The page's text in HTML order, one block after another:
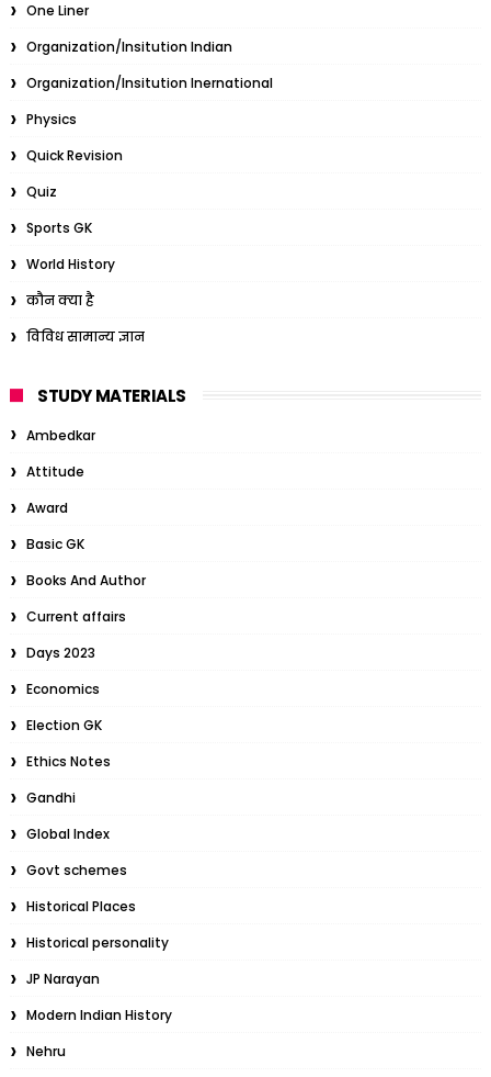
One Liner
Organization/Insitution Indian
Organization/Insitution Inernational
Physics
Quick Revision
Quiz
Sports GK
World History
कौन क्या है
विविध सामान्य ज्ञान
STUDY MATERIALS
Ambedkar
Attitude
Award
Basic GK
Books And Author
Current affairs
Days 2023
Economics
Election GK
Ethics Notes
Gandhi
Global Index
Govt schemes
Historical Places
Historical personality
JP Narayan
Modern Indian History
Nehru